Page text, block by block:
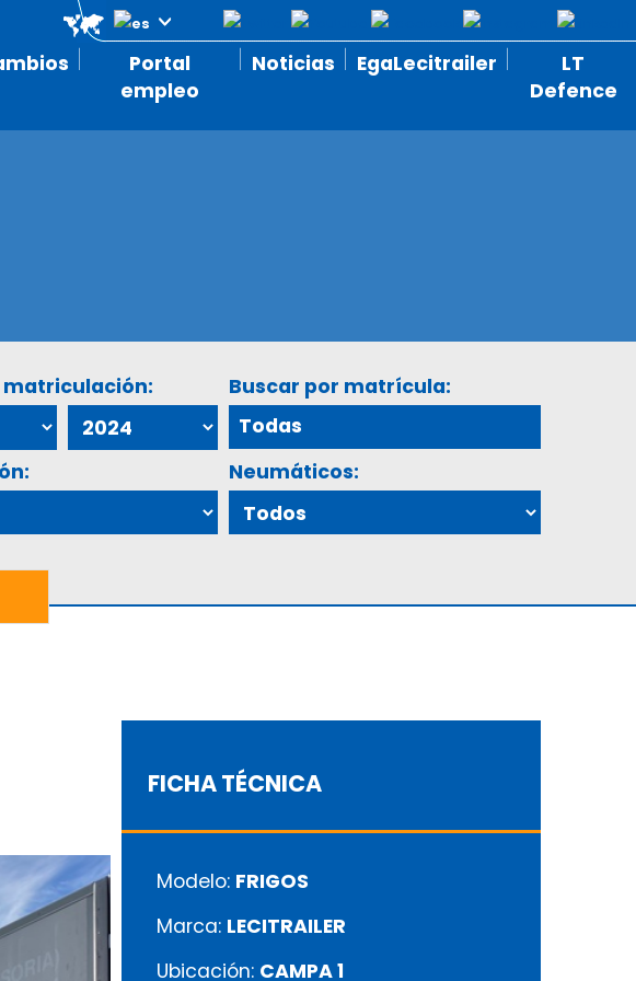
Portal
empleo
Noticias EgaLecitrailer
LT
Defence
matriculación: Buscar por matrícula:
Neumáticos:
FICHA TÉCNICA
Modelo: FRIGOS
Marca: LECITRAILER
Ubicación: CAMPA 1